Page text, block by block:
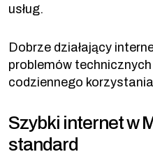
usług.
Dobrze działający
problemów
codziennego
Szybki internet w
standard